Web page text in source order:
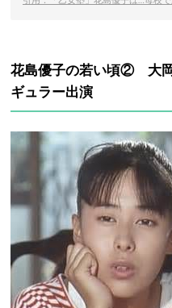
花島優子の若い頃② 大
ギュラー出演